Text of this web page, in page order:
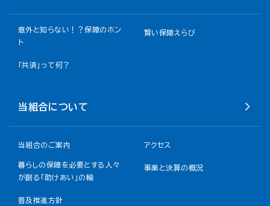
意外と知らない！？保障のホン
ト
賢い保障えらび
「共済」って何？
当組合について
当組合のご案内 アクセス
暮らしの保障を必要とする人々
が創る「助けあい」の輪
事業と決算の概況
普及推進方針